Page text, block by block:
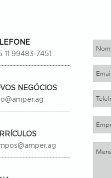
11 99483-7451
NEGÓCIOS